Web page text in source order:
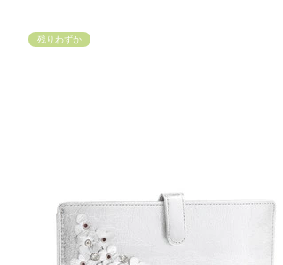
残りわずか